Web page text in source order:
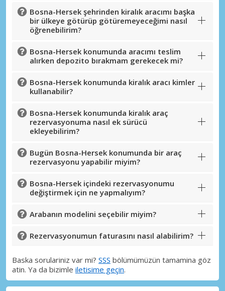
Özel iş ortağı tekliflerine erişim sağlayın
Bosna-Hersek şehrinden kiralık aracımı başka
bir ülkeye götürüp götüremeyeceğimi nasıl
öğrenebilirim?
Bosna-Hersek konumunda aracımı teslim
alırken depozito bırakmam gerekecek mi?
Bosna-Hersek konumunda kiralık aracı kimler
kullanabilir?
Bosna-Hersek konumunda kiralık araç
rezervasyonuma nasıl ek sürücü
ekleyebilirim?
Bugün Bosna-Hersek konumunda bir araç
rezervasyonu yapabilir miyim?
Bosna-Hersek içindeki rezervasyonumu
değiştirmek için ne yapmalıyım?
Arabanın modelini seçebilir miyim?
Rezervasyonumun faturasını nasıl alabilirim?
Baska sorulariniz var mi? SSS bölümümüzün tamamina göz
atin. Ya da bizimle iletisime geçin.